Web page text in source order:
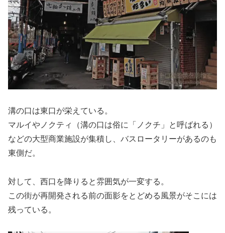
溝の口は東口が栄えている。
マルイやノクティ（溝の口は俗に「ノクチ」と呼ばれる）
などの大型商業施設が集積し、バスロータリーがあるのも
東側だ。
対して、西口を降りると雰囲気が一変する。
この街が再開発される前の面影をとどめる風景がそこには
残っている。